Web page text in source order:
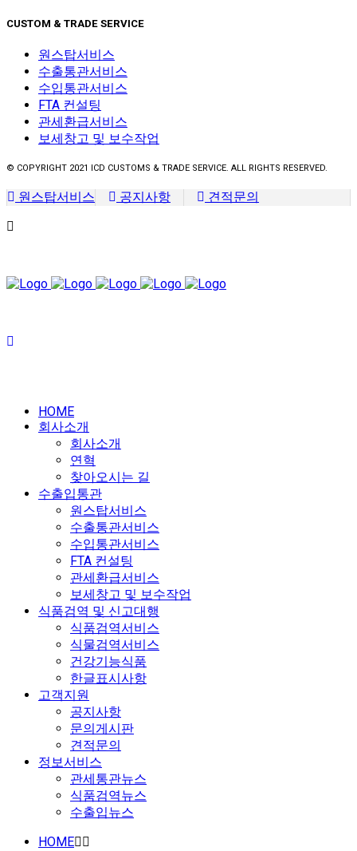
CUSTOM & TRADE SERVICE
원스탑서비스
수출통관서비스
수입통관서비스
FTA 컨설팅
관세환급서비스
보세창고 및 보수작업
© COPYRIGHT 2021 ICD CUSTOMS & TRADE SERVICE. ALL RIGHTS RESERVED.
원스탑서비스 공지사항 견적문의
HOME
회사소개
회사소개
연혁
찾아오시는 길
수출입통관
원스탑서비스
수출통관서비스
수입통관서비스
FTA 컨설팅
관세환급서비스
보세창고 및 보수작업
식품검역 및 신고대행
식품검역서비스
식물검역서비스
건강기능식품
한글표시사항
고객지원
공지사항
문의게시판
견적문의
정보서비스
관세통관뉴스
식품검역뉴스
수출입뉴스
HOME